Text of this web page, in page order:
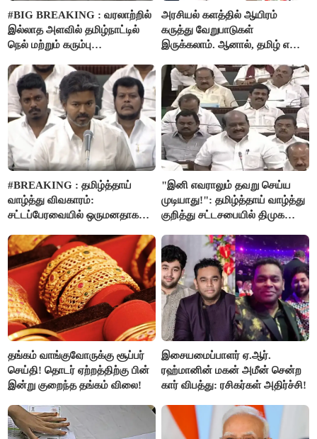
#BIG BREAKING : வரலாற்றில்
இல்லாத அளவில் தமிழ்நாட்டில்
நெல் மற்றும் கரும்பு
ஊக்கத்தொகையை உயர்த்த
முடிவு - முதலமைச்சர் விஜய்
அறிவிப்பு..!
அரசியல் களத்தில் ஆயிரம்
கருத்து வேறுபாடுகள்
இருக்கலாம். ஆனால், தமிழ் என்று
தமிழர்கள் - எடப்பாடி பழனிசாமி..!
#BREAKING : தமிழ்த்தாய்
வாழ்த்து விவகாரம்:
சட்டப்பேரவையில் ஒருமனதாக
"இனி எவராலும் தவறு செய்ய
முடியாது!": தமிழ்த்தாய் வாழ்த்து
குறித்து சட்டசபையில் திமுக
தங்கம் வாங்குவோருக்கு சூப்பர்
செய்தி! தொடர் ஏற்றத்திற்கு பின்
இன்று குறைந்த தங்கம் விலை!
இசையமைப்பாளர் ஏ.ஆர்.
ரஹ்மானின் மகன் அமீன் சென்ற
கார் விபத்து: ரசிகர்கள் அதிர்ச்சி!